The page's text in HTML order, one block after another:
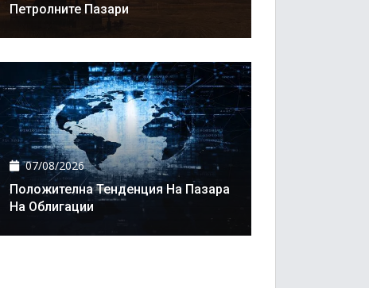
Петролните Пазари
07/08/2026
Положителна Тенденция На Пазара
На Облигации